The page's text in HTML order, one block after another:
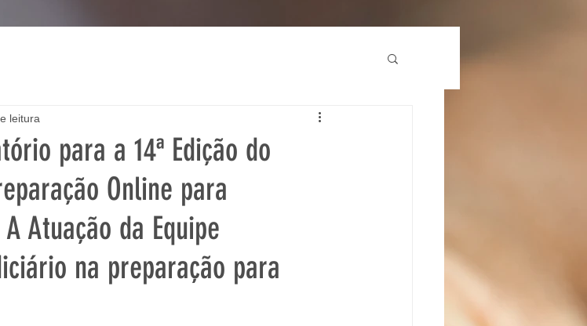
para a 14ª Edição do
Online para
Atuação da Equipe
na preparação para
leitura